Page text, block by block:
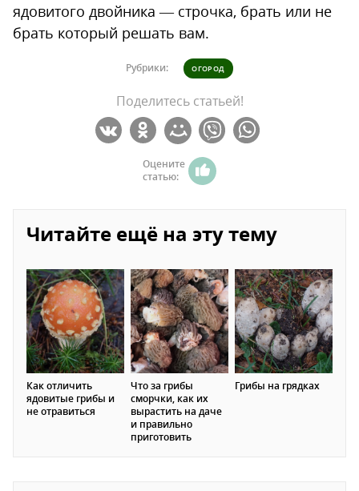
ядовитого двойника — строчка, брать или не
брать который решать вам.
Рубрики: ОГОРОД
Поделитесь статьей!
Оцените
статью:
Читайте ещё на эту тему
Как отличить
ядовитые грибы и
не отравиться
Что за грибы
сморчки, как их
вырастить на даче
и правильно
приготовить
Грибы на грядках